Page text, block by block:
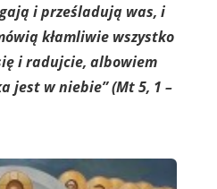
i prześladują was, i
kłamliwie wszystko
i radujcie, albowiem
jest w niebie” (Mt 5, 1 –